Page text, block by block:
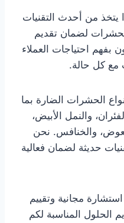
يتخذ من أحدث التقنيات
لضمان تقديم
بفهم احتياجات العملاء
مع كل حالة.
الحشرات الضارة بما
والنمل الأبيض،
والخنافس. نحن
حديثة لضمان فعالية
مجانية وتقييم
الحلول المناسبة لكم